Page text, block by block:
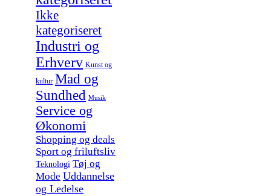
Ikke
kategoriseret
Industri og
Erhverv Kunst og
kultur Mad og
Sundhed Musik
Service og
Økonomi
Shopping og deals
Sport og friluftsliv
Teknologi Tøj og
Mode Uddannelse
og Ledelse